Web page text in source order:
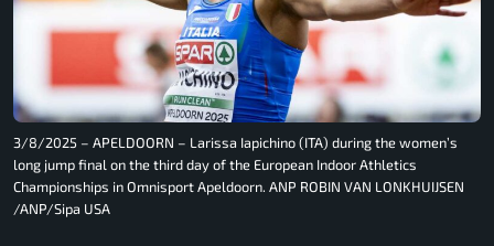
3/8/2025 – APELDOORN – Larissa Iapichino (ITA) during the women’s
long jump final on the third day of the European Indoor Athletics
Championships in Omnisport Apeldoorn. ANP ROBIN VAN LONKHUIJSEN
/ANP/Sipa USA